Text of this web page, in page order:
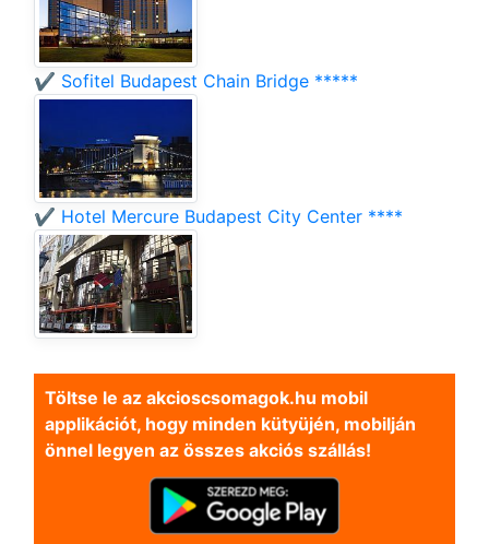
✔️ Sofitel Budapest Chain Bridge *****
✔️ Hotel Mercure Budapest City Center ****
Töltse le az akcioscsomagok.hu mobil
applikációt, hogy minden kütyüjén, mobilján
önnel legyen az összes akciós szállás!